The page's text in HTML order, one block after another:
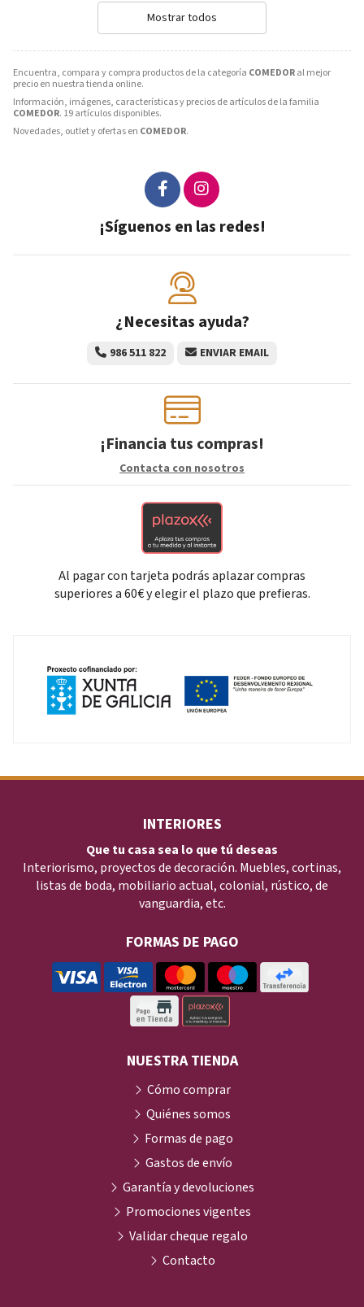
Encuentra, compara y compra productos de la categoría COMEDORal mejor
precio en nuestra tienda online.
Información, imágenes, características y precios de artículos de la familia
COMEDOR. 19 artículos disponibles.
Novedades, outlet y ofertas en COMEDOR.
Mostrar todos
¡Síguenos en las redes!
¿Necesitas ayuda?
986 511 822 ENVIAR EMAIL
¡Financia tus compras!
Contacta con nosotros
Al pagar con tarjeta podrás aplazar compras
superiores a 60€ y elegir el plazo que prefieras.
INTERIORES
Que tu casa sea lo que tú deseas
Interiorismo, proyectos de decoración. Muebles, cortinas,
listas de boda, mobiliario actual, colonial, rústico, de
vanguardia, etc.
FORMAS DE PAGO
NUESTRA TIENDA
Cómo comprar
Quiénes somos
Formas de pago
Gastos de envío
Garantía y devoluciones
Promociones vigentes
Validar cheque regalo
Contacto